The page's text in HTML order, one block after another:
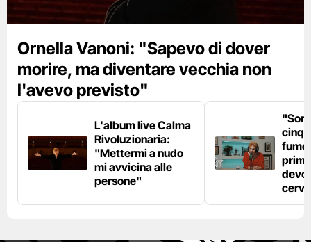
Ornella Vanoni: "Sapevo di dover
morire, ma diventare vecchia non
l'avevo previsto"
L'album live Calma
Rivoluzionaria:
"Mettermi a nudo
mi avvicina alle
persone"
fumo
devo